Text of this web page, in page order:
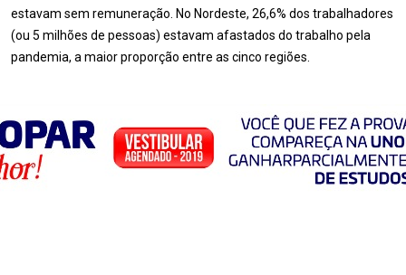
estavam sem remuneração. No Nordeste, 26,6% dos trabalhadores
(ou 5 milhões de pessoas) estavam afastados do trabalho pela
pandemia, a maior proporção entre as cinco regiões.